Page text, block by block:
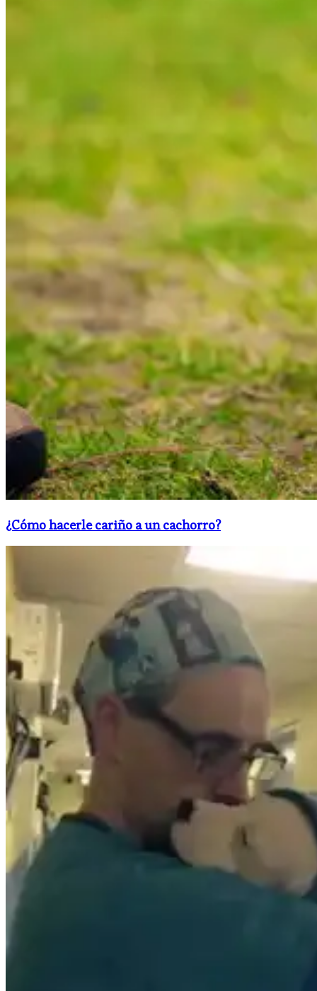
¿Cómo hacerle cariño a un cachorro?